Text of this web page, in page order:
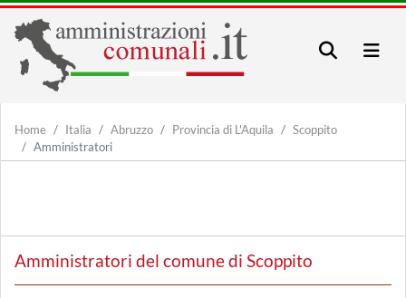
Home Italia Abruzzo Provincia di L'Aquila
Scoppito
Amministratori
Amministratori del comune di Scoppito